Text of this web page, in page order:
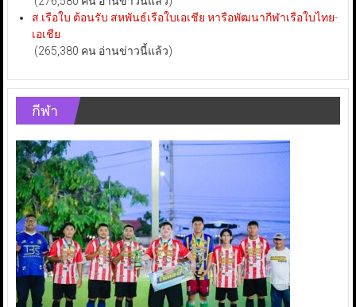
ส.เรือใบ ต้อนรับ สหพันธ์เรือใบเอเชีย หารือพัฒนากีฬาเรือใบไทย-
เอเชีย
(265,380 คน อ่านข่าวนี้แล้ว)
กีฬา